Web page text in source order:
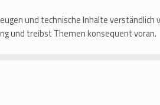
und technische Inhalte verständlich
und treibst Themen konsequent voran.